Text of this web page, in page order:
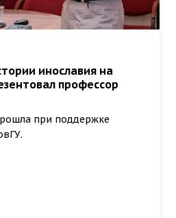
инославия на
профессор
при поддержке